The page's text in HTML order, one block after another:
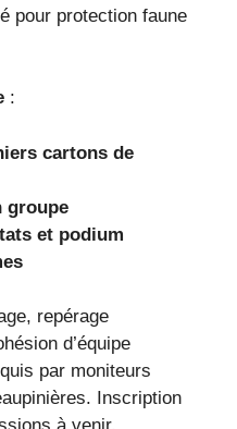
pour protection faune
:
cartons de
groupe
et podium
repérage
d’équipe
par moniteurs
Inscription